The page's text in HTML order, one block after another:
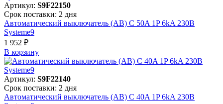
Артикул: S9F22150
Срок поставки: 2 дня
Автоматический выключатель (АВ) C 50A 1P 6kA 230В
Systeme9
1 952 ₽
В корзинy
Артикул: S9F22140
Срок поставки: 2 дня
Автоматический выключатель (АВ) C 40A 1P 6kA 230В